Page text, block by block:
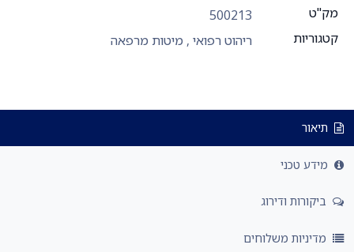
מק"ט
500213
קטגוריות
ריהוט רפואי, מיטות מרפאה
תיאור
מידע טכני
ביקורות ודירוג
מדיניות משלוחים